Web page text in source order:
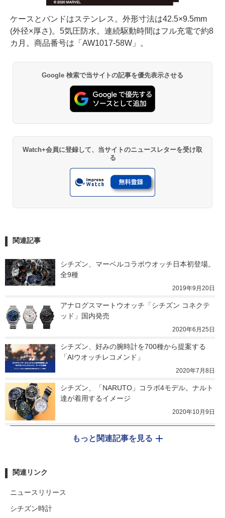
ケースとバンドはステンレス。外形寸法は42.5×9.5mm
(外径×厚さ)。5気圧防水。連続駆動時間はフル充電で約8
カ月。商品番号は「AW1017-58W」。
Google 検索で当サイトの記事を優先表示させる
Watch+会員に登録して、当サイトのニュースレターを受け取
る
関連記事
シチズン、マーベルコラボウオッチ日本初登場。
全9種
2019年9月20日
アナログスマートウオッチ「シチズン コネクテ
ッド」国内発売
2020年6月25日
シチズン、好みの腕時計を700種から提案する
「AIウオッチレコメンド」
2020年7月8日
シチズン、「NARUTO」コラボ4モデル。ナルト
達が着用するイメージ
2020年10月9日
もっと関連記事を見る
関連リンク
ニュースリリース
シチズン時計